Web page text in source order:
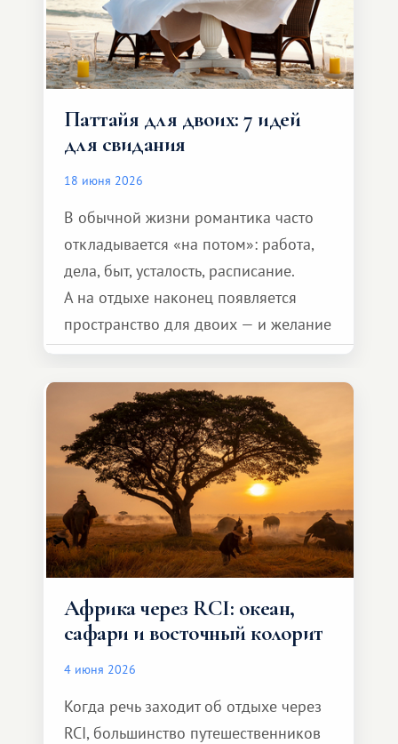
Паттайя для двоих: 7 идей
для свидания
18 июня 2026
В обычной жизни романтика часто
откладывается «на потом»: работа,
дела, быт, усталость, расписание.
А на отдыхе наконец появляется
пространство для двоих — и желание
сделать для близкого человека что-то
особенное. Не обязательно
масштабное, но тёплое
и запоминающееся :)
Африка через RCI: океан,
сафари и восточный колорит
4 июня 2026
Когда речь заходит об отдыхе через
RCI, большинство путешественников